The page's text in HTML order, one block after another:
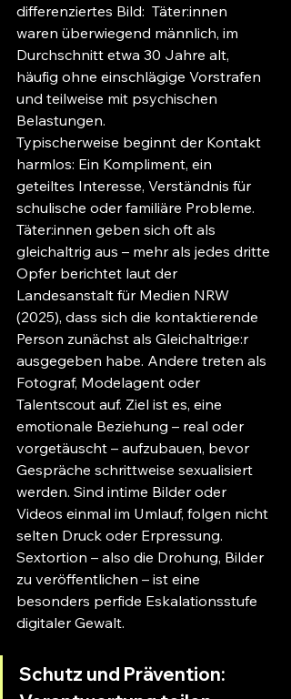
differenziertes Bild:  Täter:innen
waren überwiegend männlich, im
Durchschnitt etwa 30 Jahre alt,
häufig ohne einschlägige Vorstrafen
und teilweise mit psychischen
Belastungen.
Typischerweise beginnt der Kontakt
harmlos: Ein Kompliment, ein
geteiltes Interesse, Verständnis für
schulische oder familiäre Probleme.
Täter:innen geben sich oft als
gleichaltrig aus – mehr als jedes dritte
Opfer berichtet laut der
Landesanstalt für Medien NRW
(2025), dass sich die kontaktierende
Person zunächst als Gleichaltrige:r
ausgegeben habe. Andere treten als
Fotograf, Modelagent oder
Talentscout auf. Ziel ist es, eine
emotionale Beziehung – real oder
vorgetäuscht – aufzubauen, bevor
Gespräche schrittweise sexualisiert
werden. Sind intime Bilder oder
Videos einmal im Umlauf, folgen nicht
selten Druck oder Erpressung.
Sextortion – also die Drohung, Bilder
zu veröffentlichen – ist eine
besonders perfide Eskalationsstufe
digitaler Gewalt.
Schutz und Prävention: